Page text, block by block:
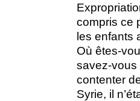
compris ce
les enfants
Où êtes-
savez-vous
contenter
Syrie, il